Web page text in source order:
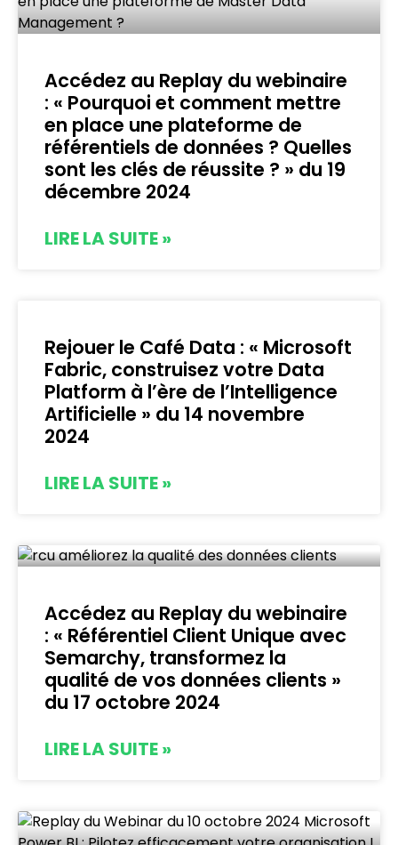
Accédez au Replay du webinaire
: « Pourquoi et comment mettre
en place une plateforme de
référentiels de données ? Quelles
sont les clés de réussite ? » du 19
décembre 2024
LIRE LA SUITE »
Rejouer le Café Data : « Microsoft
Fabric, construisez votre Data
Platform à l’ère de l’Intelligence
Artificielle » du 14 novembre
2024
LIRE LA SUITE »
Accédez au Replay du webinaire
: « Référentiel Client Unique avec
Semarchy, transformez la
qualité de vos données clients »
du 17 octobre 2024
LIRE LA SUITE »